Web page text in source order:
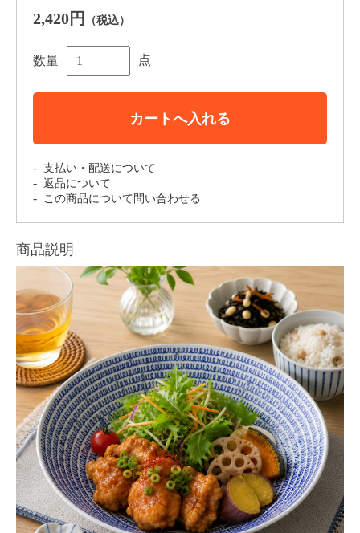
2,420円
（税込）
数量 点
カートへ入れる
支払い・配送について
返品について
この商品について問い合わせる
商品説明